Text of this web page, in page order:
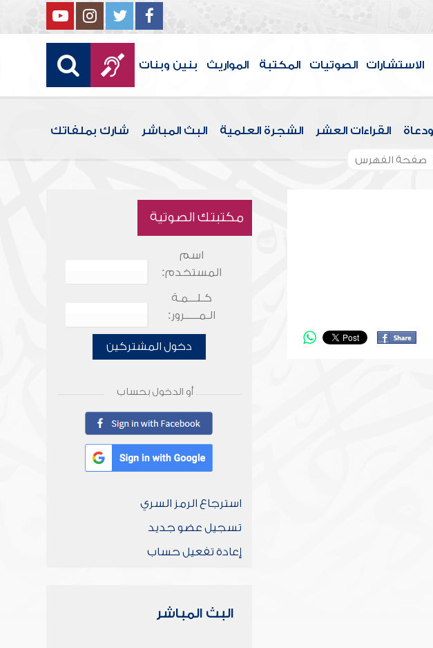
الاستشارات الصوتيات المكتبة المواريث بنين وبنات
القراءات العشر الشجرة العلمية البث المباشر شارك بملفاتك
صفحة الفهرس
مكتبتك الصوتية
اسم
المستخدم:
كـلـــمـة
الـمـــــرور:
دخول المشتركين
أو الدخول بحساب
استرجاع الرمز السري
تسجيل عضو جديد
إعادة تفعيل حساب
البث المباشر